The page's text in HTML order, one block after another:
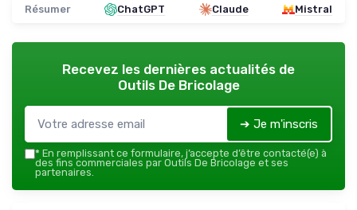
Résumer ChatGPT Claude Mistral
Recevez les dernières actualités de
Outils De Bricolage
➔ Je m'inscris
* En remplissant ce formulaire, j’accepte d’être contacté(e) à
des fins commerciales par Outils De Bricolage et ses
partenaires.